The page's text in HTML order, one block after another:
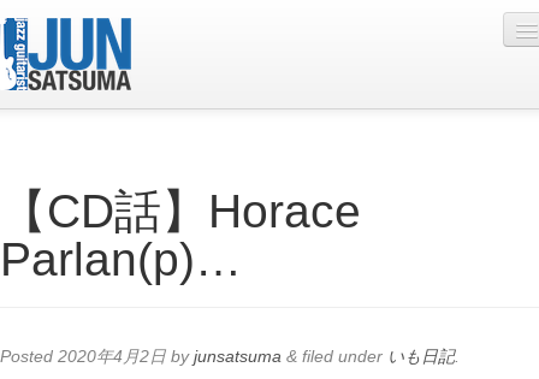
Live Schedule
Discography
【CD話】Horace
Parlan(p)…
Posted 2020年4月2日 byjunsatsuma & filed under いも日記.